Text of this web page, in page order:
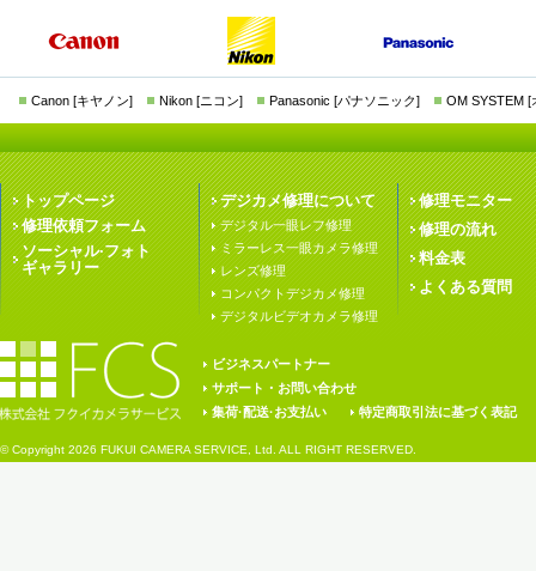
Canon [キヤノン] Nikon [ニコン] Panasonic [パナソニック] OM SYSTEM [
トップページ
修理依頼フォーム
ソーシャル·フォト
ギャラリー
デジカメ修理について
デジタル一眼レフ修理
ミラーレス一眼カメラ修理
レンズ修理
コンパクトデジカメ修理
デジタルビデオカメラ修理
修理モニター
修理の流れ
料金表
よくある質問
ビジネスパートナー
サポート・お問い合わせ
集荷·配送·お支払い
特定商取引法に基づく表記
© Copyright 2026 FUKUI CAMERA SERVICE, Ltd. ALL RIGHT RESERVED.